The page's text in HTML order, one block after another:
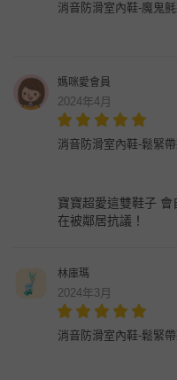
消音防滑室內鞋-魔鬼
媽咪愛會員
2024年4月
消音防滑室內鞋-鬆緊
寶寶超愛這雙鞋子
在被鄰居抗議！
林庫瑪
2024年3月
消音防滑室內鞋-鬆緊